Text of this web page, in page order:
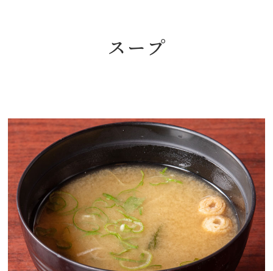
スープ